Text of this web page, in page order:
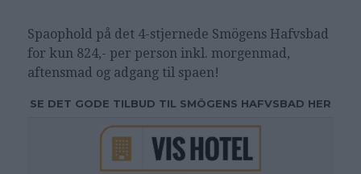
Spaophold på det 4-stjernede Smögens Hafvsbad
for kun 824,- per person inkl. morgenmad,
aftensmad og adgang til spaen!
SE DET GODE TILBUD TIL SMÖGENS HAFVSBAD HER